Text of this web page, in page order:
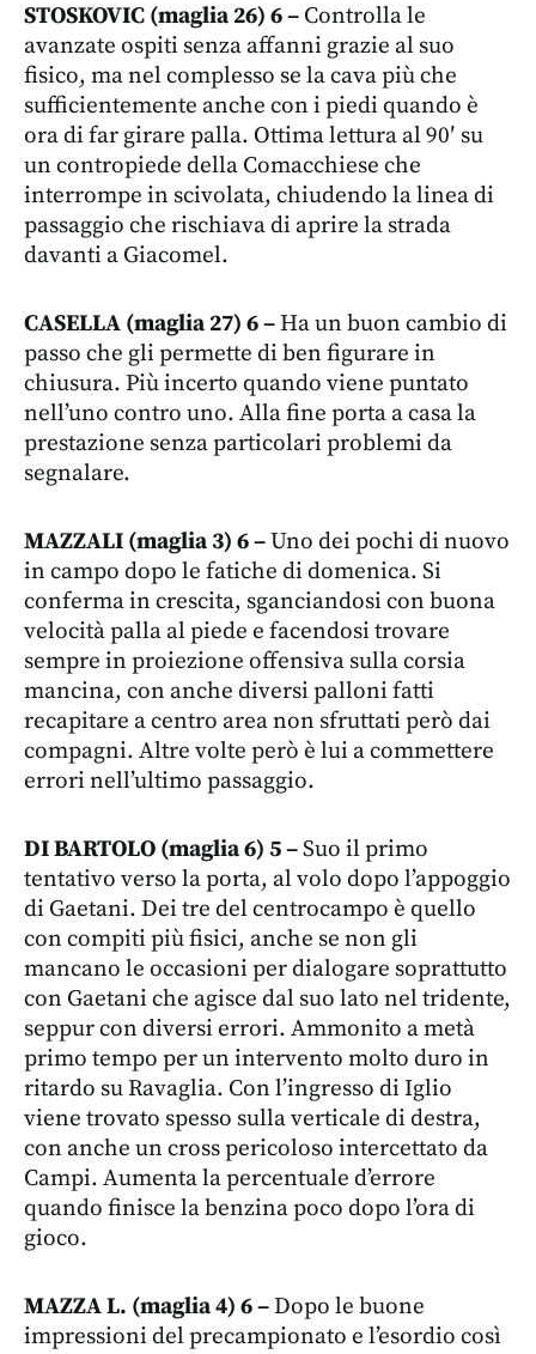
STOSKOVIC (maglia 26) 6 – Controlla le
avanzate ospiti senza affanni grazie al suo
fisico, ma nel complesso se la cava più che
sufficientemente anche con i piedi quando è
ora di far girare palla. Ottima lettura al 90′ su
un contropiede della Comacchiese che
interrompe in scivolata, chiudendo la linea di
passaggio che rischiava di aprire la strada
davanti a Giacomel.
CASELLA (maglia 27) 6 –Ha un buon cambio di
passo che gli permette di ben figurare in
chiusura. Più incerto quando viene puntato
nell’uno contro uno. Alla fine porta a casa la
prestazione senza particolari problemi da
segnalare.
MAZZALI (maglia 3) 6 –Uno dei pochi di nuovo
in campo dopo le fatiche di domenica. Si
conferma in crescita, sganciandosi con buona
velocità palla al piede e facendosi trovare
sempre in proiezione offensiva sulla corsia
mancina, con anche diversi palloni fatti
recapitare a centro area non sfruttati però dai
compagni. Altre volte però è lui a commettere
errori nell’ultimo passaggio.
DI BARTOLO (maglia 6) 5 –Suo il primo
tentativo verso la porta, al volo dopo l’appoggio
di Gaetani. Dei tre del centrocampo è quello
con compiti più fisici, anche se non gli
mancano le occasioni per dialogare soprattutto
con Gaetani che agisce dal suo lato nel tridente,
seppur con diversi errori. Ammonito a metà
primo tempo per un intervento molto duro in
ritardo su Ravaglia. Con l’ingresso di Iglio
viene trovato spesso sulla verticale di destra,
con anche un cross pericoloso intercettato da
Campi. Aumenta la percentuale d’errore
quando finisce la benzina poco dopo l’ora di
gioco.
MAZZA L. (maglia 4) 6 –Dopo le buone
impressioni del precampionato e l’esordio così